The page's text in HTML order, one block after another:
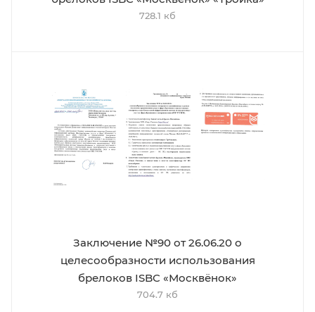
728.1 кб
Заключение №90 от 26.06.20 о
целесообразности использования
брелоков ISBC «Москвёнок»
704.7 кб